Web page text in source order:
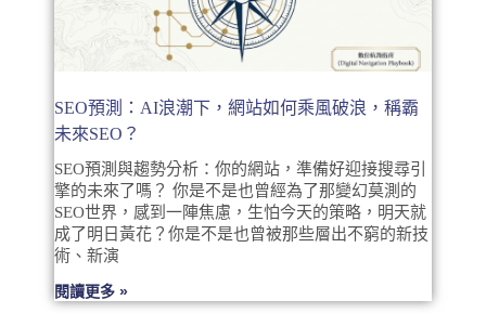
SEO預測：AI浪潮下，網站如何乘風破浪，稱霸
未來SEO？
SEO預測與趨勢分析：你的網站，準備好迎接搜尋引
擎的未來了嗎？ 你是不是也曾經為了那變幻莫測的
SEO世界，感到一陣焦慮，生怕今天的策略，明天就
成了明日黃花？你是不是也曾被那些層出不窮的新技
術、新演
閱讀更多 »